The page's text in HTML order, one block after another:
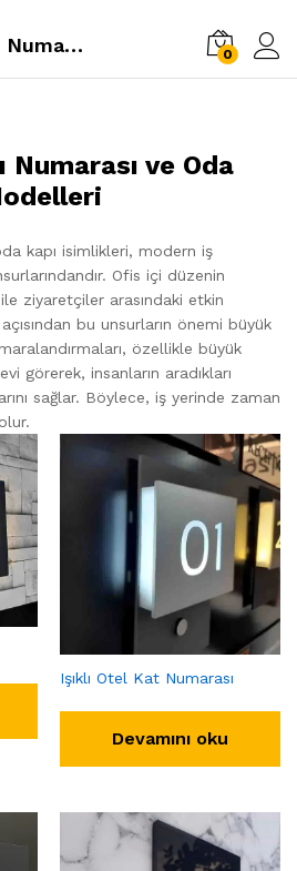
Işıklı Ofis Kapı Numarası 0
Numarası ve Oda
kapı isimlikleri, modern iş
Ofis içi düzenin
ziyaretçiler arasındaki etkin
bu unsurların önemi büyük
özellikle büyük
görerek, insanların aradıkları
sağlar. Böylece, iş yerinde zaman
Işıklı Otel Kat Numarası
Devamını oku